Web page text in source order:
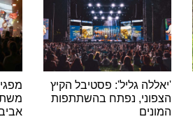
'יאללה גליל': פסטיבל הקיץ
הצפוני, נפתח בהשתתפות
המונים
משתתפי
אביב